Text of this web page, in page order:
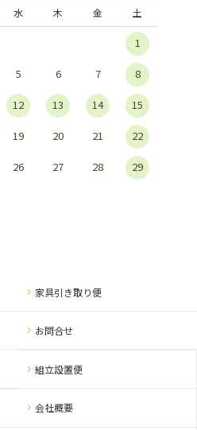
水 木 金 土
1
5 6 7 8
12 13 14 15
19 20 21 22
26 27 28 29
組立設置便
会社概要
家具引き取り便
お問合せ